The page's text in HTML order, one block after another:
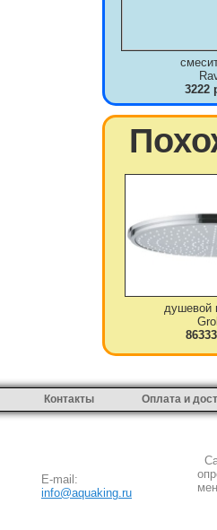
3222
душевой
Контакты Оплата и
E-mail:
info@aquaking.ru